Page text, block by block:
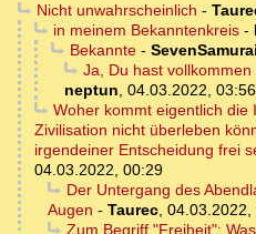
Nicht unwahrscheinlich -
in meinem Bekanntenkreis-
Bekannte- SevenSamurai
Ja, Du hast
neptun, 04.03.2022, 03:56
Woher kommt eigentlich die
Zivilisation nicht überleben
irgendeiner Entscheidung frei
04.03.2022, 00:29
Der Untergang des
Augen - Taurec, 04.03.2022,
Zum Begriff "Freiheit":